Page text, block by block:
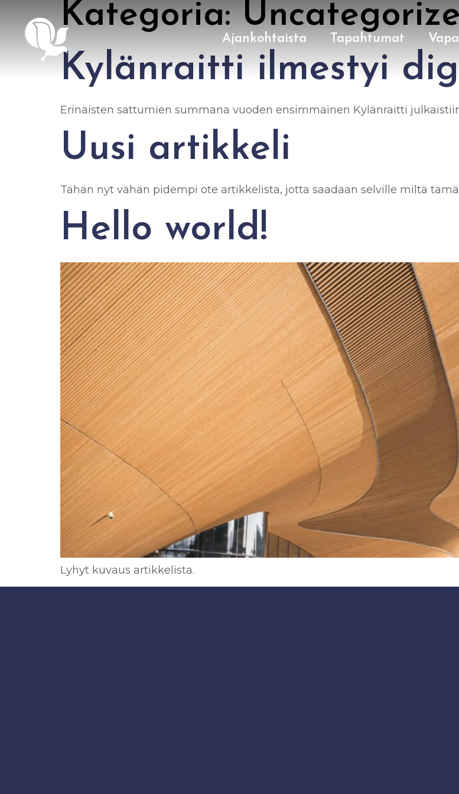
Ajankohtaista Tapahtumat
Kategoria:
Kylänraitti ilmestyi
Erinäisten sattumien summana vuoden ensimmäinen Kylänraitti
Uusi artikkeli
Tähän nyt vähän pidempi ote artikkelista, jotta saadaan selville miltä
Hello world!
Lyhyt kuvaus artikkelista.